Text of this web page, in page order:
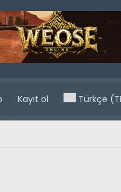
Kayıt ol Türkçe